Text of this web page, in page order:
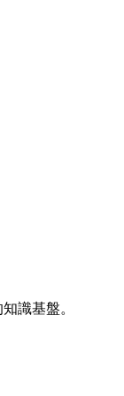
識基盤。